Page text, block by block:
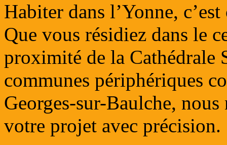
Habiter dans l’Yonne,
Que vous résidiez dans le
proximité de la Cathédrale
communes périphériques
Georges-sur-Baulche,
votre projet avec précision.